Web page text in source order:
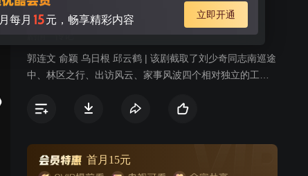
月每月 15元，畅享精彩内容 立即开通
家国纪事
郭连文 俞颖 乌日根 邱云鹤 | 该剧截取了刘少奇同志南巡途
中、林区之行、出访风云、家事风波四个相对独立的工作
事这几个方面，充分展现刘少奇同志一心为党为国、密切
首月15元